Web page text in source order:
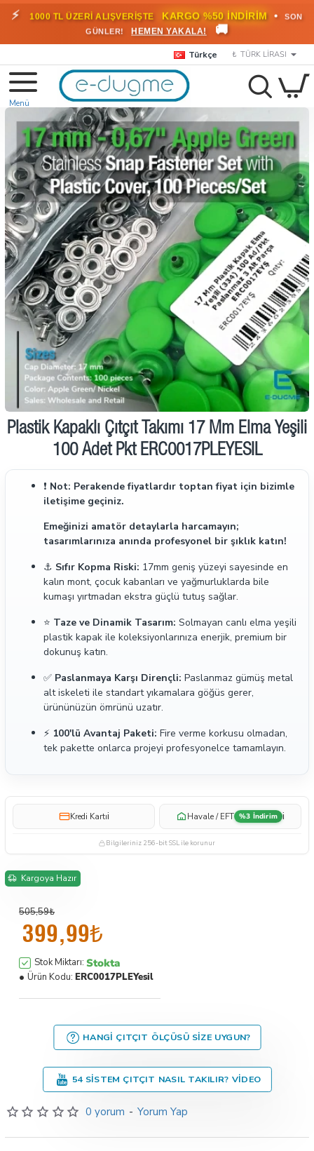
⚡ 1000 TL ÜZERİ ALIŞVERİŞTE KARGO %50 İNDİRİM •
SON
GÜNLER!
HEMEN YAKALA! 🚚
Türkçe ₺ TÜRK LIRASI
İndirimde
Plastik Kapaklı Çıtçıt Takımı 17 Mm Elma Yeşili
100 Adet Pkt ERC0017PLEYESIL
❗ Not: Perakende fiyatlardır toptan fiyat için bizimle
iletişime geçiniz.
Emeğinizi amatör detaylarla harcamayın;
tasarımlarınıza anında profesyonel bir şıklık katın!
⚓ Sıfır Kopma Riski: 17mm geniş yüzeyi sayesinde en
kalın mont, çocuk kabanları ve yağmurluklarda bile
kumaşı yırtmadan ekstra güçlü tutuş sağlar.
⭐ Taze ve Dinamik Tasarım: Solmayan canlı elma yeşili
plastik kapak ile koleksiyonlarınıza enerjik, premium bir
dokunuş katın.
✅ Paslanmaya Karşı Dirençli: Paslanmaz gümüş metal
alt iskeleti ile standart yıkamalara göğüs gerer,
ürününüzün ömrünü uzatır.
⚡ 100'lü Avantaj Paketi: Fire verme korkusu olmadan,
tek pakette onlarca projeyi profesyonelce tamamlayın.
Kredi Kartıi Havale / EFT %3 İndirim i
Bilgileriniz 256-bit SSL ile korunur
Kargoya Hazır
0 yorum - Yorum Yap
399,99₺
505,59₺
Stok Miktarı: Stokta
Ürün Kodu: ERC0017PLEYesil
HANGI ÇITÇIT ÖLÇÜSÜ SIZE UYGUN?
54 SISTEM ÇITÇIT NASIL TAKILIR? VIDEO